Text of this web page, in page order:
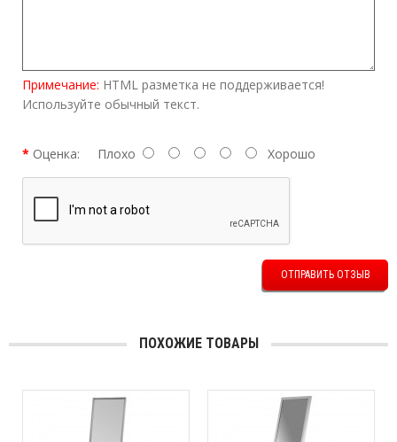
Примечание: HTML разметка не поддерживается!
Используйте обычный текст.
Оценка: Плохо Хорошо
ОТПРАВИТЬ ОТЗЫВ
ПОХОЖИЕ ТОВАРЫ